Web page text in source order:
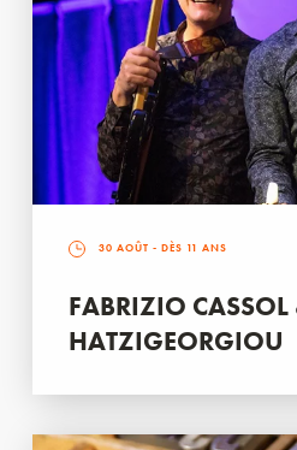
30 AOÛT - DÈS 11 ANS
FABRIZIO
HATZIGEORGIOU